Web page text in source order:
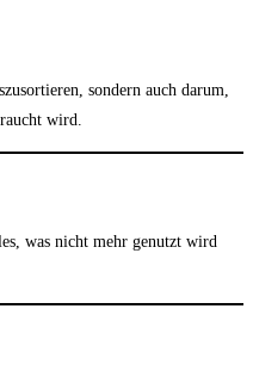
sondern auch darum,
wird.
was nicht mehr genutzt wird